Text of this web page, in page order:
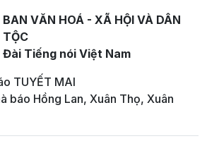
BAN VĂN HOÁ - XÃ HỘI VÀ DÂN
TỘC
Đài Tiếng nói Việt Nam
TUYẾT MAI
báo Hồng Lan, Xuân Thọ, Xuân